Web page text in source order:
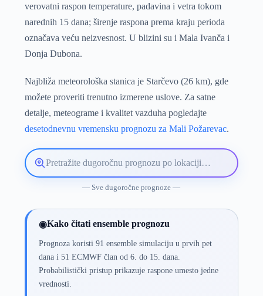
verovatni raspon temperature, padavina i vetra tokom
narednih 15 dana; širenje raspona prema kraju perioda
označava veću neizvesnost. U blizini su i Mala Ivanča i
Donja Dubona.
Najbliža meteorološka stanica je Starčevo (26 km), gde
možete proveriti trenutno izmerene uslove. Za satne
detalje, meteograme i kvalitet vazduha pogledajte
desetodnevnu vremensku prognozu za Mali Požarevac.
Pretražite
lokaciju
— Sve dugoročne prognoze —
◉Kako čitati ensemble prognozu
Prognoza koristi 91 ensemble simulaciju u prvih pet
dana i 51 ECMWF član od 6. do 15. dana.
Probabilistički pristup prikazuje raspone umesto jedne
vrednosti.